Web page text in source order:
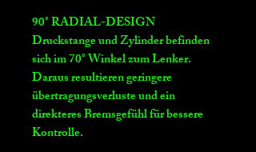
90° RADIAL-DESIGN
Druckstange und Zylinder befinden
sich im 70° Winkel zum Lenker.
Daraus resultieren geringere
übertragungsverluste und ein
direkteres Bremsgefühl für bessere
Kontrolle.